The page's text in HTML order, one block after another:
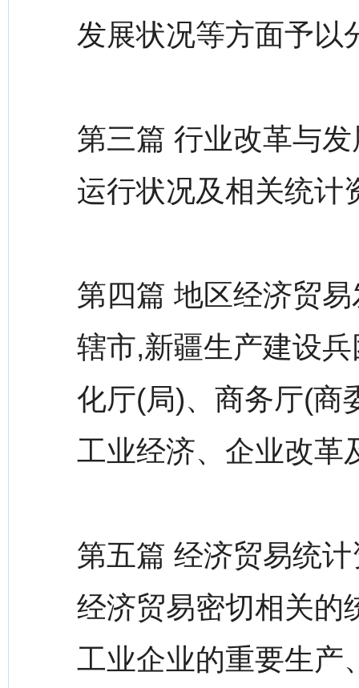
发展状况等方面予以
第三篇 行业改革与
运行状况及相关统计
第四篇 地区经济贸
辖市,新疆生产建设
化厅(局)、商务厅(商
工业经济、企业改革
第五篇 经济贸易统
经济贸易密切相关的
工业企业的重要生产